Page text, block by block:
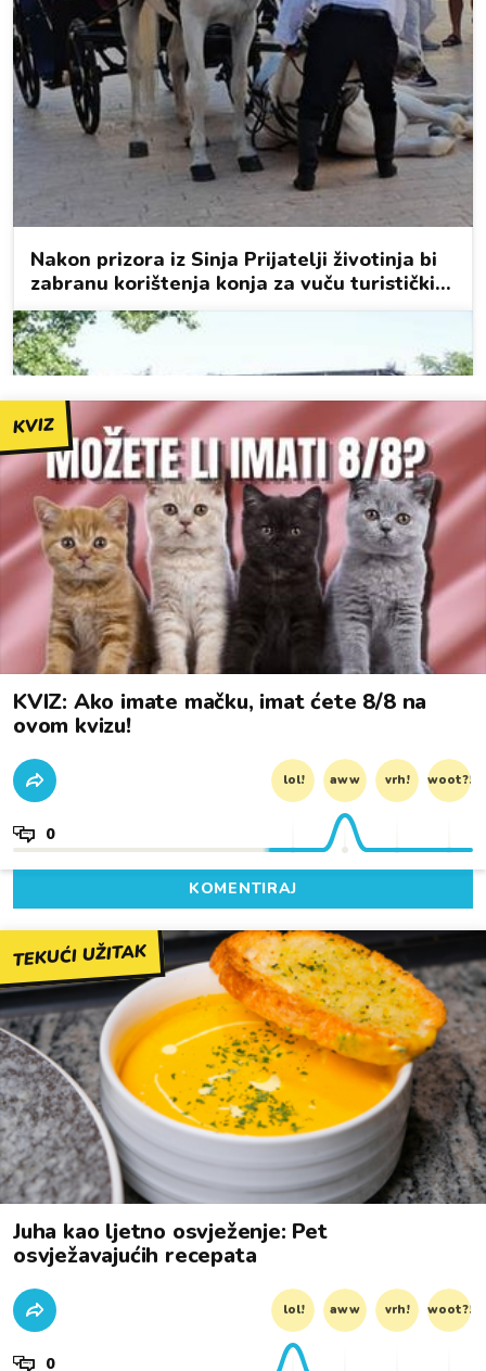
KVIZ
KVIZ: Ako imate mačku, imat ćete 8/8 na
ovom kvizu!
lol! aww vrh! woot?!
0
KOMENTIRAJ
TEKUĆI UŽITAK
Juha kao ljetno osvježenje: Pet
osvježavajućih recepata
lol! aww vrh! woot?!
0